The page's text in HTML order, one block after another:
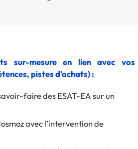
on-line clé en main
sur-mesure en lien avec vos
pistes d’achats) :
faire des ESAT-EA sur un
avec l’intervention de